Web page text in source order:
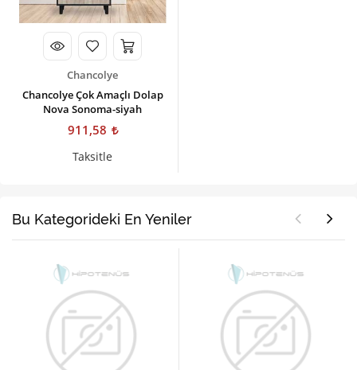
Chancolye
Chancolye Çok Amaçlı Dolap
Nova Sonoma-siyah
911,58
Taksitle
Bu Kategorideki En Yeniler